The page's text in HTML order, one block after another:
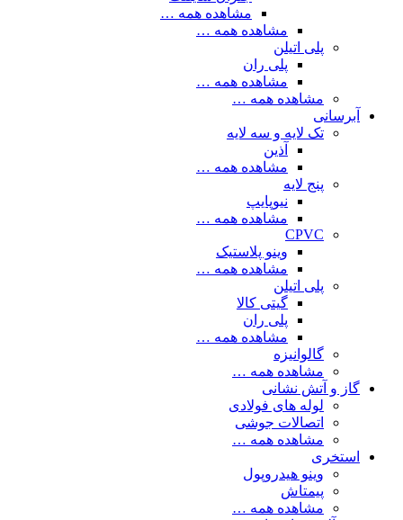
مشاهده همه …
مشاهده همه …
پلی اتیلن
پلی ران
مشاهده همه …
مشاهده همه …
آبرسانی
تک لایه و سه لایه
آذین
مشاهده همه …
پنج لایه
نیوپایپ
مشاهده همه …
CPVC
وینو پلاستیک
مشاهده همه …
پلی اتیلن
گیتی کالا
پلی ران
مشاهده همه …
گالوانیزه
مشاهده همه …
گاز و آتش نشانی
لوله های فولادی
اتصالات جوشی
مشاهده همه …
استخری
وینو هیدروپول
پیمتاش
مشاهده همه …